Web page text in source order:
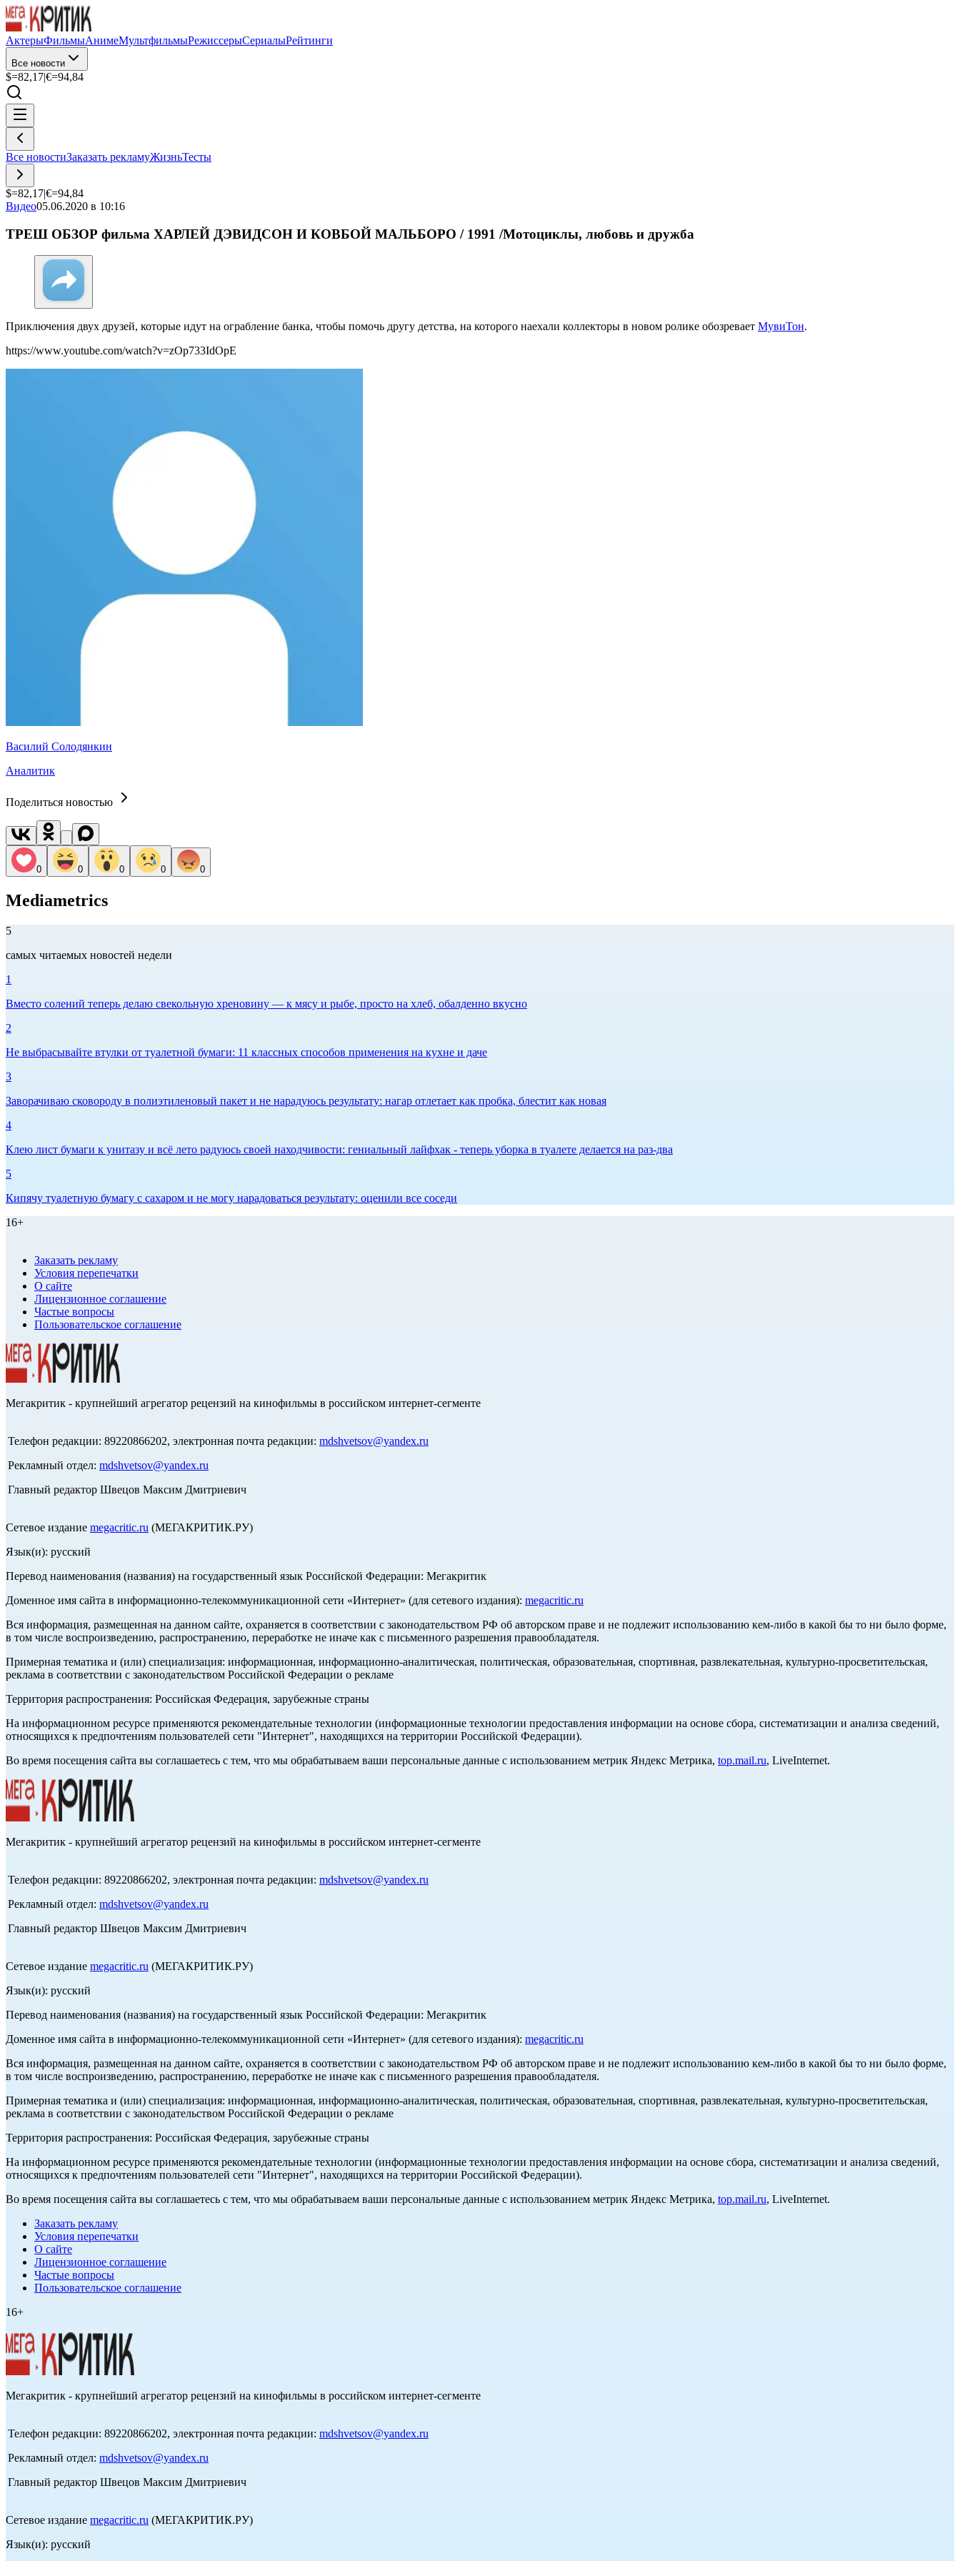
АктерыФильмыАнимеМультфильмыРежиссерыСериалыРейтинги
Все новости
$=82,17|€=94,84
Все новостиЗаказать рекламуЖизньТесты
$=82,17|€=94,84
Видео05.06.2020 в 10:16
ТРЕШ ОБЗОР фильма ХАРЛЕЙ ДЭВИДСОН И КОВБОЙ МАЛЬБОРО / 1991 /Мотоциклы, любовь и дружба
Приключения двух друзей, которые идут на ограбление банка, чтобы помочь другу детства, на которого наехали коллекторы в новом ролике обозревает МувиТон.
https://www.youtube.com/watch?v=zOp733IdOpE
Василий Солодянкин
Аналитик
Поделиться новостью
0 0 0 0 0
Mediametrics
5
самых читаемых новостей недели
1
Вместо солений теперь делаю свекольную хреновину — к мясу и рыбе, просто на хлеб, обалденно вкусно
2
Не выбрасывайте втулки от туалетной бумаги: 11 классных способов применения на кухне и даче
3
Заворачиваю сковороду в полиэтиленовый пакет и не нарадуюсь результату: нагар отлетает как пробка, блестит как новая
4
Клею лист бумаги к унитазу и всё лето радуюсь своей находчивости: гениальный лайфхак - теперь уборка в туалете делается на раз-два
5
Кипячу туалетную бумагу с сахаром и не могу нарадоваться результату: оценили все соседи
16+
Заказать рекламу
Условия перепечатки
О сайте
Лицензионное соглашение
Частые вопросы
Пользовательское соглашение
Мегакритик - крупнейший агрегатор рецензий на кинофильмы в российском интернет-сегменте
Телефон редакции: 89220866202, электронная почта редакции: mdshvetsov@yandex.ru
Рекламный отдел: mdshvetsov@yandex.ru
Главный редактор Швецов Максим Дмитриевич
Сетевое издание megacritic.ru (МЕГАКРИТИК.РУ)
Язык(и): русский
Перевод наименования (названия) на государственный язык Российской Федерации: Мегакритик
Доменное имя сайта в информационно-телекоммуникационной сети «Интернет» (для сетевого издания): megacritic.ru
Вся информация, размещенная на данном сайте, охраняется в соответствии с законодательством РФ об авторском праве и не подлежит использованию кем-либо в какой бы то ни было форме,
в том числе воспроизведению, распространению, переработке не иначе как с письменного разрешения правообладателя.
Примерная тематика и (или) специализация: информационная, информационно-аналитическая, политическая, образовательная, спортивная, развлекательная, культурно-просветительская,
реклама в соответствии с законодательством Российской Федерации о рекламе
Территория распространения: Российская Федерация, зарубежные страны
На информационном ресурсе применяются рекомендательные технологии (информационные технологии предоставления информации на основе сбора, систематизации и анализа сведений,
относящихся к предпочтениям пользователей сети "Интернет", находящихся на территории Российской Федерации).
Во время посещения сайта вы соглашаетесь с тем, что мы обрабатываем ваши персональные данные с использованием метрик Яндекс Метрика, top.mail.ru, LiveInternet.
Мегакритик - крупнейший агрегатор рецензий на кинофильмы в российском интернет-сегменте
Телефон редакции: 89220866202, электронная почта редакции: mdshvetsov@yandex.ru
Рекламный отдел: mdshvetsov@yandex.ru
Главный редактор Швецов Максим Дмитриевич
Сетевое издание megacritic.ru (МЕГАКРИТИК.РУ)
Язык(и): русский
Перевод наименования (названия) на государственный язык Российской Федерации: Мегакритик
Доменное имя сайта в информационно-телекоммуникационной сети «Интернет» (для сетевого издания): megacritic.ru
Вся информация, размещенная на данном сайте, охраняется в соответствии с законодательством РФ об авторском праве и не подлежит использованию кем-либо в какой бы то ни было форме,
в том числе воспроизведению, распространению, переработке не иначе как с письменного разрешения правообладателя.
Примерная тематика и (или) специализация: информационная, информационно-аналитическая, политическая, образовательная, спортивная, развлекательная, культурно-просветительская,
реклама в соответствии с законодательством Российской Федерации о рекламе
Территория распространения: Российская Федерация, зарубежные страны
На информационном ресурсе применяются рекомендательные технологии (информационные технологии предоставления информации на основе сбора, систематизации и анализа сведений,
относящихся к предпочтениям пользователей сети "Интернет", находящихся на территории Российской Федерации).
Во время посещения сайта вы соглашаетесь с тем, что мы обрабатываем ваши персональные данные с использованием метрик Яндекс Метрика, top.mail.ru, LiveInternet.
Заказать рекламу
Условия перепечатки
О сайте
Лицензионное соглашение
Частые вопросы
Пользовательское соглашение
16+
Мегакритик - крупнейший агрегатор рецензий на кинофильмы в российском интернет-сегменте
Телефон редакции: 89220866202, электронная почта редакции: mdshvetsov@yandex.ru
Рекламный отдел: mdshvetsov@yandex.ru
Главный редактор Швецов Максим Дмитриевич
Сетевое издание megacritic.ru (МЕГАКРИТИК.РУ)
Язык(и): русский